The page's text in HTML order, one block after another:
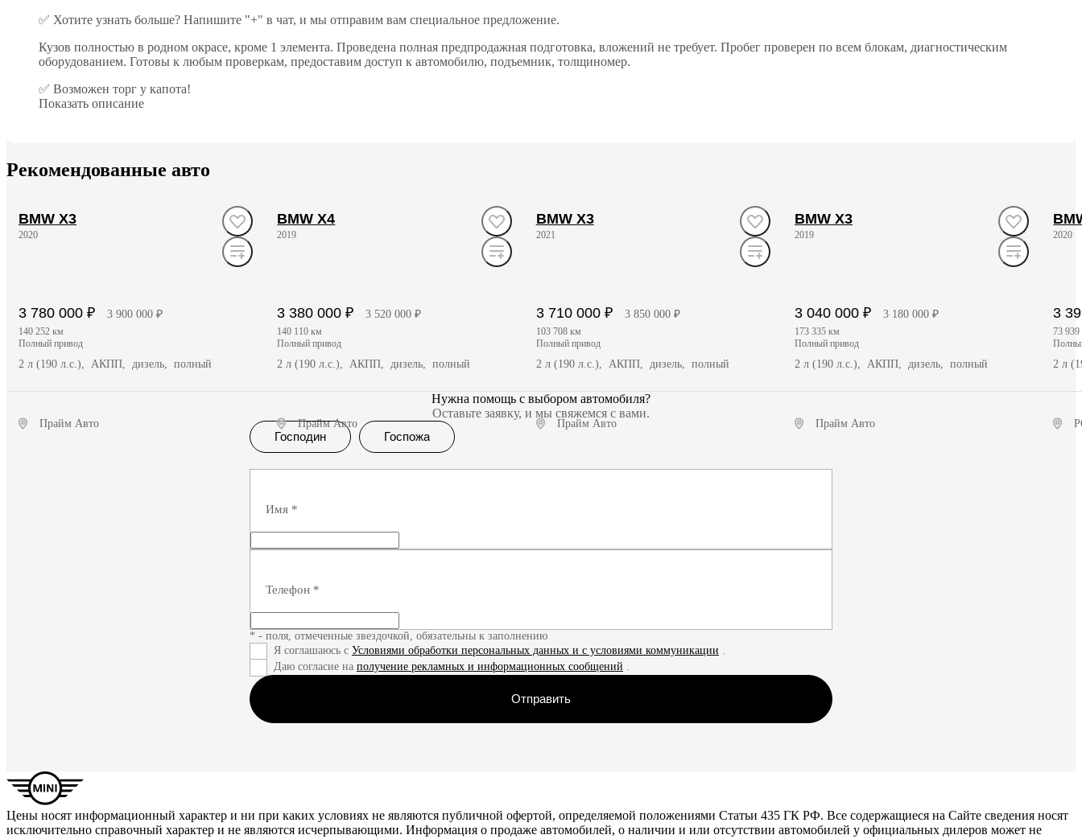
✅ Хотите узнать больше? Напишите "+" в чат, и мы отправим вам специальное предложение.
Кузов полностью в родном окрасе, кроме 1 элемента. Проведена полная предпродажная подготовка, вложений не требует. Пробег проверен по всем блокам, диагностическим
оборудованием. Готовы к любым проверкам, предоставим доступ к автомобилю, подъемник, толщиномер.
✅ Возможен торг у капота!
Показать описание
Рекомендованные авто
BMW X3
2020
3 780 000 ₽ 3 900 000 ₽
140 252 км
полный привод
2 л (190 л.с.), АКПП, дизель, полный
Прайм Авто
BMW X4
2019
3 380 000 ₽ 3 520 000 ₽
140 110 км
полный привод
2 л (190 л.с.), АКПП, дизель, полный
Прайм Авто
Получить предложение
BMW X3
2021
3 710 000 ₽ 3 850 000 ₽
103 708 км
полный привод
2 л (190 л.с.), АКПП, дизель, полный
Прайм Авто
Получить предложение
BMW X3
2019
3 040 000 ₽ 3 180 000 ₽
173 335 км
полный привод
2 л (190 л.с.), АКПП, дизель, полный
Прайм Авто
2020
3
73
2 л
Нужна помощь с выбором автомобиля?
Оставьте заявку, и мы свяжемся с вами.
Господин
Госпожа
Имя *
Телефон *
* - поля, отмеченные звездочкой, обязательны к заполнению
Я соглашаюсь с Условиями обработки персональных данных и с условиями коммуникации
Даю согласие на получение рекламных и информационных сообщений
Отправить
Цены носят информационный характер и ни при каких условиях не являются публичной офертой, определяемой положениями Статьи 435 ГК РФ. Все содержащиеся на Сайте сведения носят
исключительно справочный характер и не являются исчерпывающими. Информация о продаже автомобилей, о наличии и или отсутствии автомобилей у официальных дилеров может не